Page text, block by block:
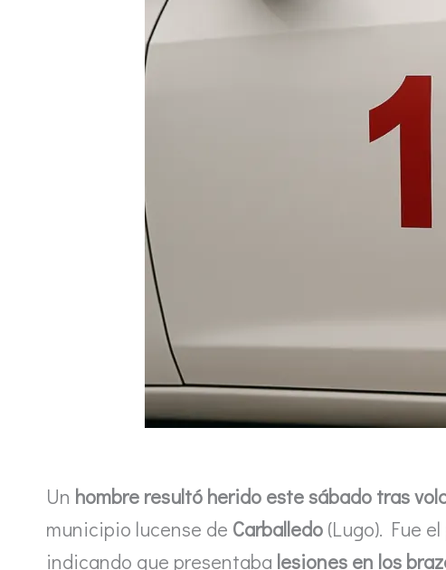
Un hombre resultó herido este sábado tras
municipio lucense de Carballedo (Lugo). Fue
indicando que presentaba lesiones en los